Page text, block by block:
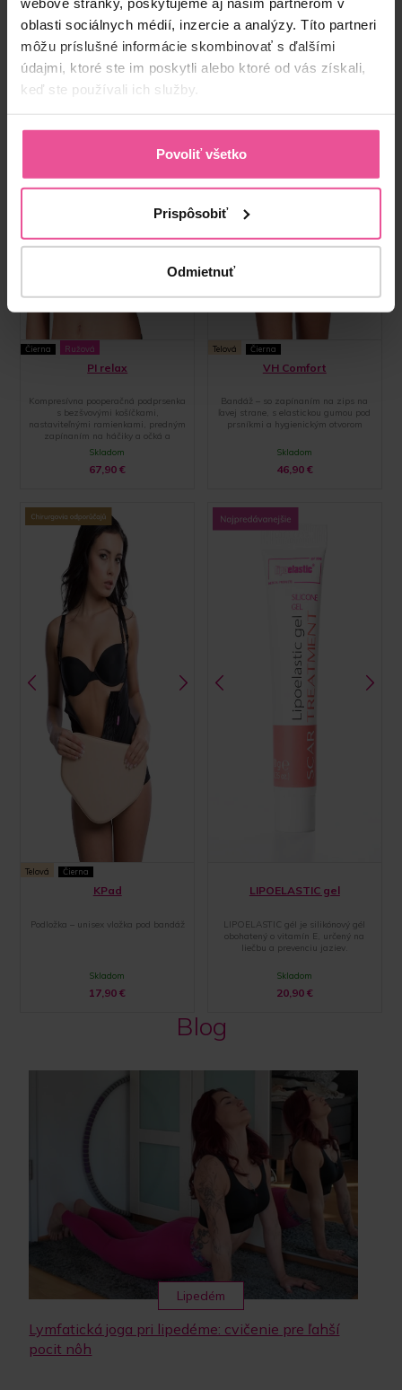
oblasti sociálnych médií, inzercie a analýzy. Títo partneri
môžu príslušné informácie skombinovať s ďalšími
údajmi, ktoré ste im poskytli alebo ktoré od vás získali,
keď ste používali ich služby.
Povoliť všetko
Prispôsobiť
Odmietnuť
Čierna Ružová
PI relax
Kompresívna pooperačná podprsenka
s bezšvovými košíčkami,
nastaviteľnými ramienkami, predným
zapínaním na háčiky a očká a
zakončením pomocou špeciálnej
Skladom
67,90€
Telová Čierna
VH Comfort
Bandáž – so zapínaním na zips na
ľavej strane, s elastickou gumou pod
prsníkmi a hygienickým otvorom
Skladom
46,90 €
Telová Čierna
KPad
Podložka – unisex vložka pod bandáž
Skladom
17,90€
LIPOELASTIC gel
LIPOELASTIC gél je silikónový gél
obohatený o vitamín E, určený na
liečbu a prevenciu jaziev.
Skladom
20,90 €
Blog
Lipedém
Lymfatická joga pri lipedéme: cvičenie pre ľahší
pocit nôh